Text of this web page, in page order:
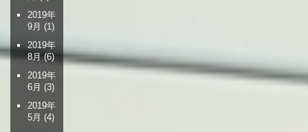
2019年
9月 (1)
2019年
8月(6)
2019年
6月 (3)
2019年
5月 (4)